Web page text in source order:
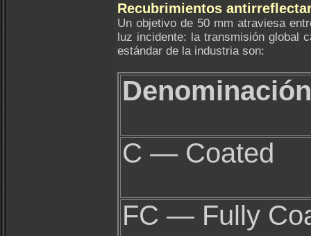
Recubrimientos
Un objetivo de 50 mm atraviesa
luz incidente: la transmisión global
estándar de la industria son:
Denominación
C — Coated
FC — Fully